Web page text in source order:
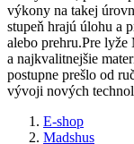
výkony na takej
stupeň hrajú úlohu a
alebo prehru.Pre lyže
a najkvalitnejšie
postupne prešlo od
vývoji nových
E-shop
Madshus